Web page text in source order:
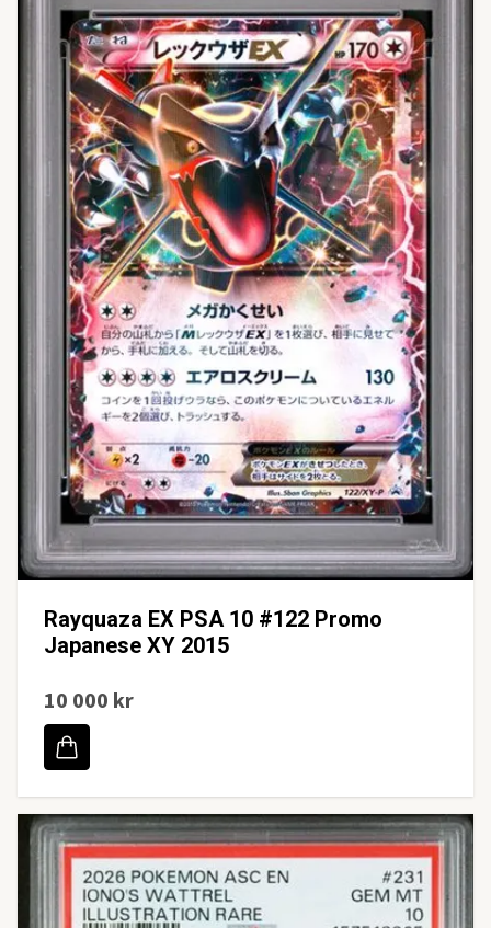
Rayquaza EX PSA 10 #122 Promo
Japanese XY 2015
10 000 kr